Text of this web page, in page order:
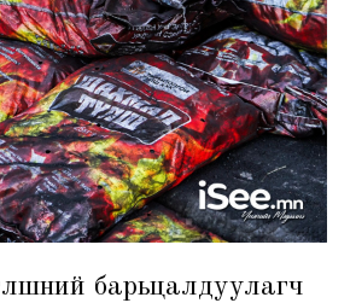
барьцалдуулагч